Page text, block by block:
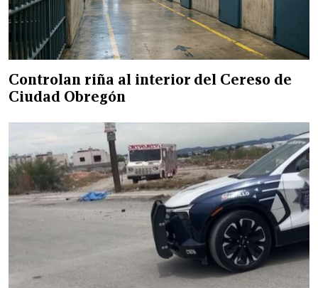
Controlan riña al interior del Cereso de
Ciudad Obregón